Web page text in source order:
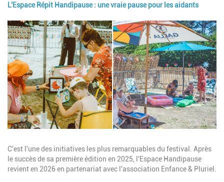
L'Espace Répit Handipause : une vraie pause pour les aidants
Image
Description
C'est l'une des initiatives les plus remarquables du festival. Après
le succès de sa première édition en 2025, l'Espace Handipause
revient en 2026 en partenariat avec l'association Enfance & Pluriel.